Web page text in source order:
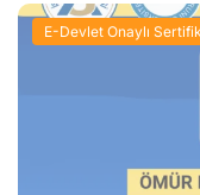
E-Devlet Onaylı